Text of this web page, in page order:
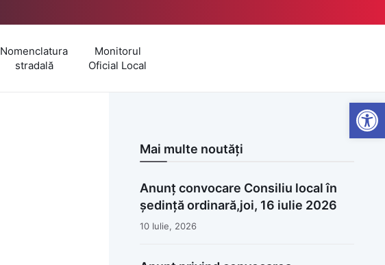
Nomenclatura
stradală
Monitorul
Oficial Local
Mai multe noutăți
Anunț convocare Consiliu local în
ședință ordinară,joi, 16 iulie 2026
10 Iulie, 2026